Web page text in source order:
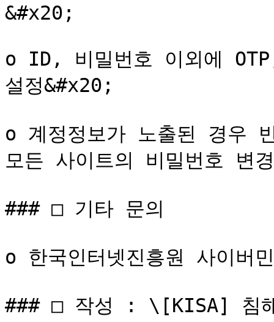
&#x20;
o ID, 비밀번호 이외에
설정&#x20;
o 계정정보가 노출된 경우
모든 사이트의 비밀번호 변경
### □ 기타 문의
o 한국인터넷진흥원 사이버
### □ 작성 : \[KISA] 침해